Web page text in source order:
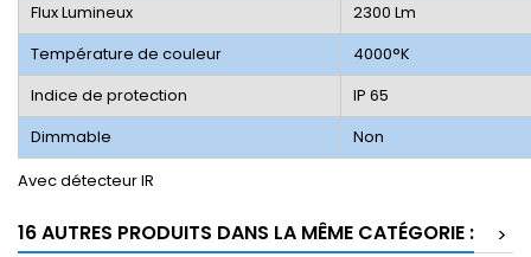
Flux Lumineux
2300 Lm
Température de couleur
4000°K
Indice de protection
IP 65
Dimmable
Non
Avec détecteur IR
16 AUTRES PRODUITS DANS LA MÊME CATÉGORIE :
>